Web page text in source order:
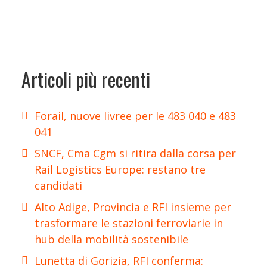
Articoli più recenti
Forail, nuove livree per le 483 040 e 483
041
SNCF, Cma Cgm si ritira dalla corsa per
Rail Logistics Europe: restano tre
candidati
Alto Adige, Provincia e RFI insieme per
trasformare le stazioni ferroviarie in
hub della mobilità sostenibile
Lunetta di Gorizia, RFI conferma: